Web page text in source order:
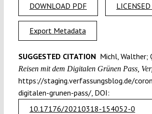
DOWNLOAD PDF
Export Metadata
SUGGESTED CITATION Michl, Walther;
Reisen mit dem Digitalen Grünen Pass,
https://staging.verfassungsblog.de/
digitalen-grunen-pass/, DOI:
10.17176/20210318-154052-0